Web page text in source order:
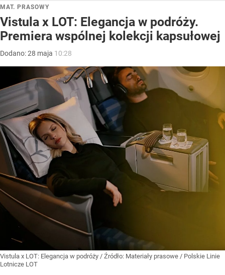
MAT. PRASOWY
Vistula x LOT: Elegancja w podróży.
Premiera wspólnej kolekcji kapsułowej
Dodano:28 maja 10:28
Vistula x LOT: Elegancja w podróży / Źródło: Materiały prasowe / Polskie Linie
Lotnicze LOT